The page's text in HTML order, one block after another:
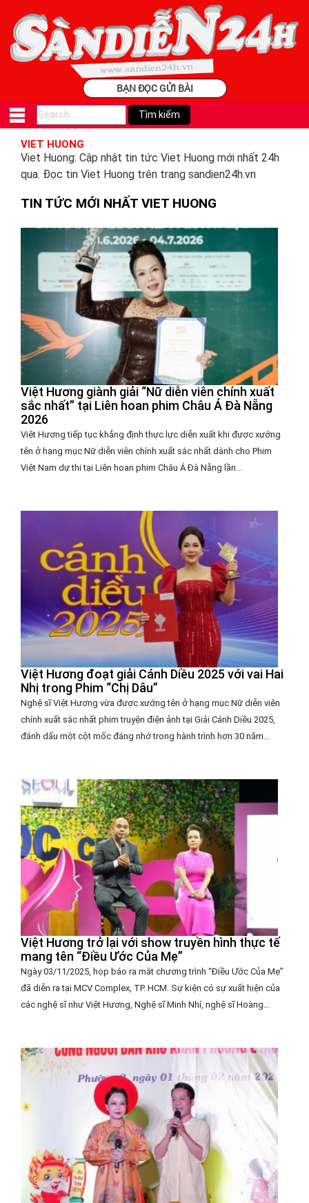
BẠN ĐỌC GỬI BÀI
VIET HUONG
Viet Huong: Cập nhật tin tức Viet Huong mới nhất 24h
qua. Đọc tin Viet Huong trên trang sandien24h.vn
TIN TỨC MỚI NHẤT VIET HUONG
Việt Hương giành giải “Nữ diễn viên chính xuất
sắc nhất” tại Liên hoan phim Châu Á Đà Nẵng
2026
Việt Hương tiếp tục khẳng định thực lực diễn xuất khi được xướng
tên ở hạng mục Nữ diễn viên chính xuất sắc nhất dành cho Phim
Việt Nam dự thi tại Liên hoan phim Châu Á Đà Nẵng lần...
Việt Hương đoạt giải Cánh Diều 2025 với vai Hai
Nhị trong Phim “Chị Dâu”
Nghệ sĩ Việt Hương vừa được xướng tên ở hạng mục Nữ diễn viên
chính xuất sắc nhất phim truyện điện ảnh tại Giải Cánh Diều 2025,
đánh dấu một cột mốc đáng nhớ trong hành trình hơn 30 năm...
Việt Hương trở lại với show truyền hình thực tế
mang tên “Điều Ước Của Mẹ”
Ngày 03/11/2025, họp báo ra mắt chương trình “Điều Ước Của Mẹ”
đã diễn ra tại MCV Complex, TP. HCM. Sự kiện có sự xuất hiện của
các nghệ sĩ như Việt Hương, Nghệ sĩ Minh Nhí, nghệ sĩ Hoàng...